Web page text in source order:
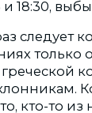
и 18:30,
следует
кто-то